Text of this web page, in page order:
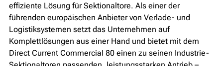
effiziente Lösung für Sektionaltore. Als einer der
führenden europäischen Anbieter von Verlade- und
Logistiksystemen setzt das Unternehmen auf
Komplettlösungen aus einer Hand und bietet mit dem
Direct Current Commercial 80 einen zu seinen Industrie-